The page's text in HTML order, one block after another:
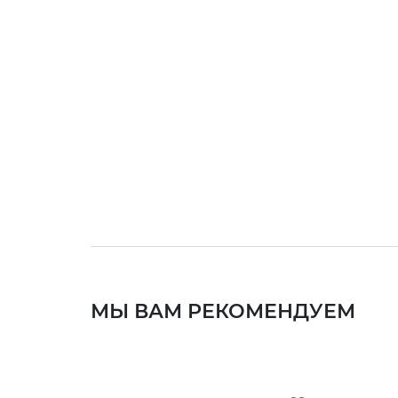
МЫ ВАМ РЕКОМЕНДУЕМ